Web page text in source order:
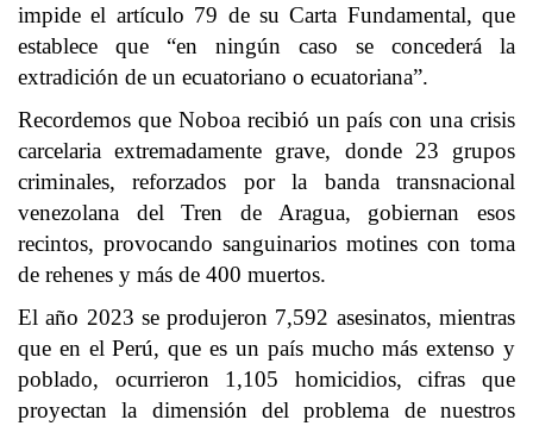
impide el artículo 79 de su Carta Fundamental, que
establece que “en ningún caso se concederá la
extradición de un ecuatoriano o ecuatoriana”.
Recordemos que Noboa recibió un país con una crisis
carcelaria extremadamente grave, donde 23 grupos
criminales, reforzados por la banda transnacional
venezolana del Tren de Aragua, gobiernan esos
recintos, provocando sanguinarios motines con toma
de rehenes y más de 400 muertos.
El año 2023 se produjeron 7,592 asesinatos, mientras
que en el Perú, que es un país mucho más extenso y
poblado, ocurrieron 1,105 homicidios, cifras que
proyectan la dimensión del problema de nuestros